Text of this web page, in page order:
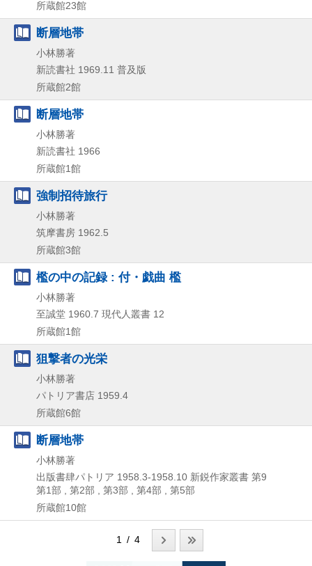
所蔵館23館
断層地帯
小林勝著
新読書社 1969.11 普及版
所蔵館2館
断層地帯
小林勝著
新読書社 1966
所蔵館1館
強制招待旅行
小林勝著
筑摩書房 1962.5
所蔵館3館
檻の中の記録 : 付・戯曲 檻
小林勝著
至誠堂 1960.7 現代人叢書 12
所蔵館1館
狙撃者の光栄
小林勝著
パトリア書店 1959.4
所蔵館6館
断層地帯
小林勝著
出版書肆パトリア 1958.3-1958.10 新鋭作家叢書 第9
第1部 , 第2部 , 第3部 , 第4部 , 第5部
所蔵館10館
1 / 4